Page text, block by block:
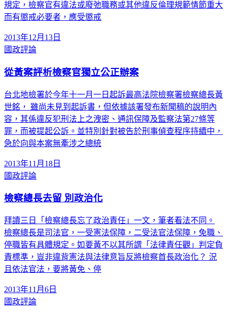
規定，檢察官有違法或廢弛職務或其他違反倫理規範情節重大
而有懲戒必要者，應受懲戒
2013年12月13日
國政評論
從黃案評析檢察官獨立公正辦案
台北地檢署於今年十一月一日起訴最高法院檢察署檢察總長黃
世銘， 雖尚未見到起訴書，但依據該署發布新聞稿的說明內
容，其係違反犯刑法上之洩密、通訊保障及監察法第27條等
罪，而被提起公訴。並特別針對被告於刑事偵查程序持續中，
急於向與本案無牽涉之總統
2013年11月18日
國政評論
檢察總長去留 別政治化
拜讀三日「檢察總長忘了政治責任」一文，筆者看法不同。
檢察總長是司法官，一受憲法保障，二受法官法保障，免職、
停職皆有具體規定。如要黃不以其所謂「法律責任觀」判定負
責標準，豈非違背憲法與法律意旨反將檢察首長政治化？ 況
且依法官法，要將黃免、停
2013年11月6日
國政評論